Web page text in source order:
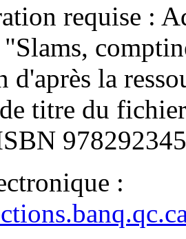
requise :
d'après la
titre du
: